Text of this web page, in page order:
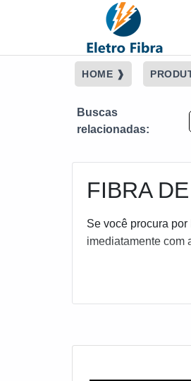
HOME ❱
Buscas
relacionadas:
FIBRA
Se você procura
imediatamente com